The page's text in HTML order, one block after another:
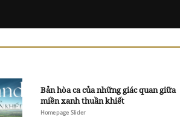
Bản hòa ca của những giác quan giữa
miền xanh thuần khiết
Homepage Slider